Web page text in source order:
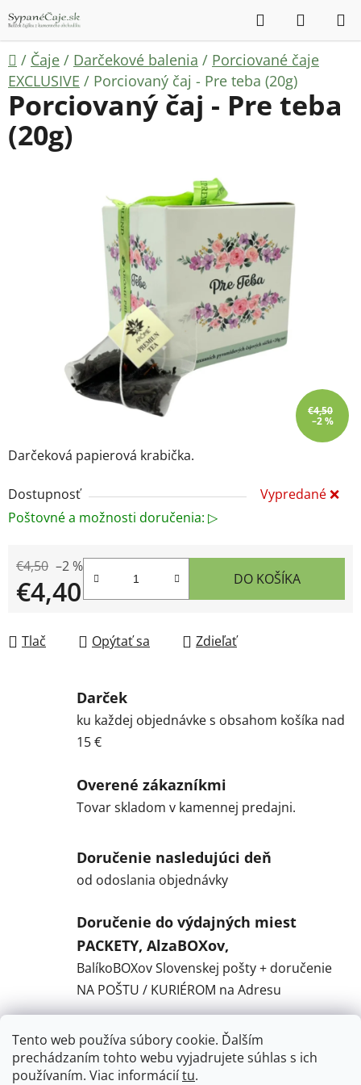
Tento web používa súbory cookie. Ďalším
prechádzaním tohto webu vyjadrujete súhlas s ich
používaním. Viac informáciítu.
na
obsah
Hľadať
KOŠÍK
Domov
/ Čaje / Darčekové balenia / Porciované čaje
EXCLUSIVE / Porciovaný čaj - Pre teba (20g)
Darčeková papierová krabička.
Dostupnosť
Vypredané ❌
Poštovné a možnosti doručenia: ▷
€4,50 –2 %
€4,40 DO KOŠÍKA
Tlač Opýtať sa Zdieľať
Porciovaný čaj - Pre teba
(20g)
€4,50
–2 %
Darček
ku každej objednávke s obsahom košíka nad
15 €
Overené zákazníkmi
Tovar skladom v kamennej predajni.
Doručenie nasledujúci deň
od odoslania objednávky
Doručenie do výdajných miest
PACKETY, AlzaBOXov,
BalíkoBOXov Slovenskej pošty + doručenie
NA POŠTU / KURIÉROM na Adresu
Popis